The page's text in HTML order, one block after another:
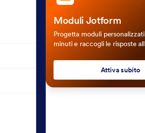
Moduli Jotform
Progetta moduli
minuti e raccogli le risposte
Attiva subito